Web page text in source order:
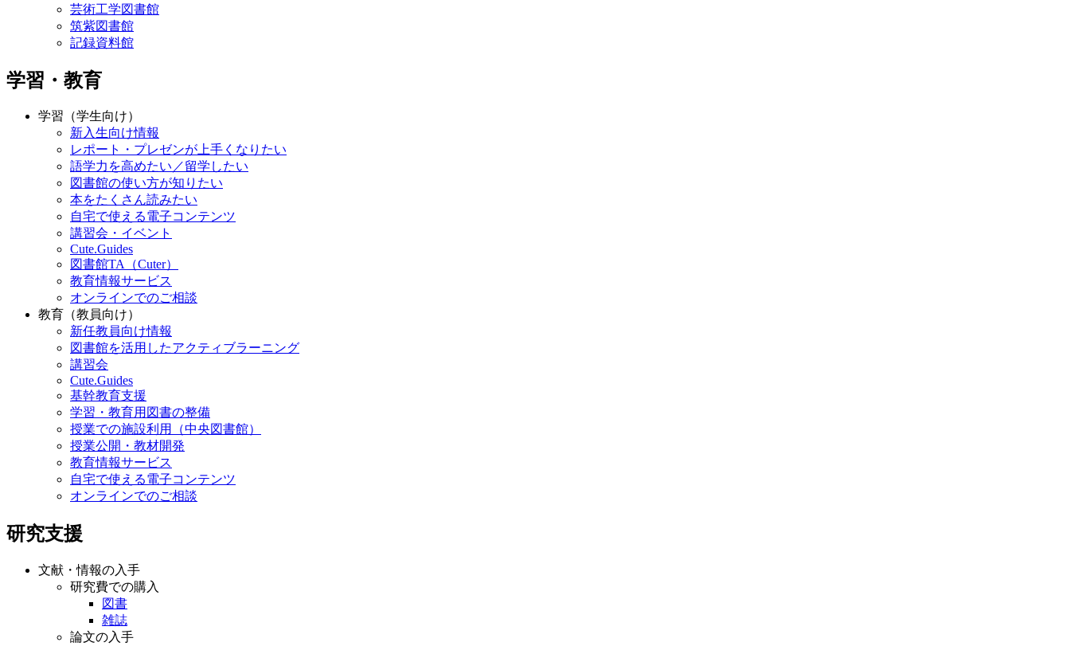
芸術工学図書館
筑紫図書館
記録資料館
学習・教育
学習（学生向け）
新入生向け情報
レポート・プレゼンが上手くなりたい
語学力を高めたい／留学したい
図書館の使い方が知りたい
本をたくさん読みたい
自宅で使える電子コンテンツ
講習会・イベント
Cute.Guides
図書館TA（Cuter）
教育情報サービス
オンラインでのご相談
教育（教員向け）
新任教員向け情報
図書館を活用したアクティブラーニング
講習会
Cute.Guides
基幹教育支援
学習・教育用図書の整備
授業での施設利用（中央図書館）
授業公開・教材開発
教育情報サービス
自宅で使える電子コンテンツ
オンラインでのご相談
研究支援
文献・情報の入手
研究費での購入
図書
雑誌
論文の入手